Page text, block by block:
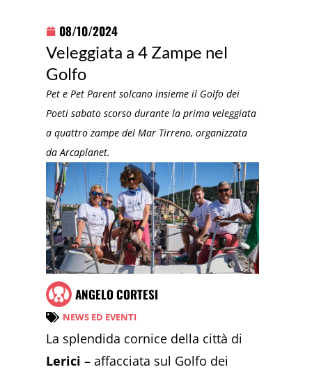
08/10/2024
Veleggiata a 4 Zampe nel
Golfo
Pet e Pet Parent solcano insieme il Golfo dei
Poeti sabato scorso durante la prima veleggiata
a quattro zampe del Mar Tirreno, organizzata
da Arcaplanet.
ANGELO CORTESI
NEWS ED EVENTI
La splendida cornice della città di
Lerici – affacciata sul Golfo dei